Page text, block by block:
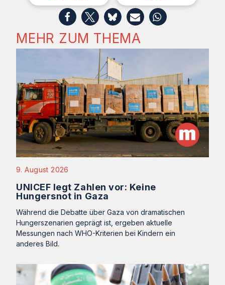
MEHR ZUM THEMA
9. August 2026
UNICEF legt Zahlen vor: Keine
Hungersnot in Gaza
Während die Debatte über Gaza von dramatischen
Hungerszenarien geprägt ist, ergeben aktuelle
Messungen nach WHO-Kriterien bei Kindern ein
anderes Bild.